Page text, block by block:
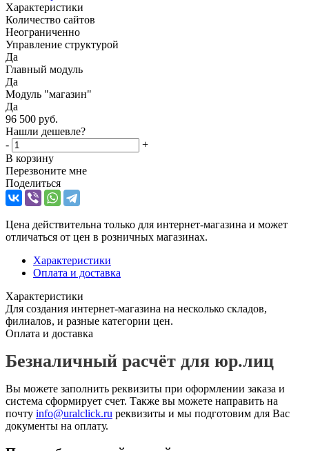
Характеристики
Количество сайтов
Неограниченно
Управление структурой
Да
Главный модуль
Да
Модуль "магазин"
Да
96 500 руб.
Нашли дешевле?
-
+
В корзину
Перезвоните мне
Поделиться
Цена действительна только для интернет-магазина и может
отличаться от цен в розничных магазинах.
Характеристики
Оплата и доставка
Характеристики
Для создания интернет-магазина на несколько складов,
филиалов, и разные категории цен.
Оплата и доставка
Безналичный расчёт для юр.лиц
Вы можете заполнить реквизиты при оформлении заказа и
система сформирует счет. Также вы можете направить на
почту info@uralclick.ru реквизиты и мы подготовим для Вас
документы на оплату.